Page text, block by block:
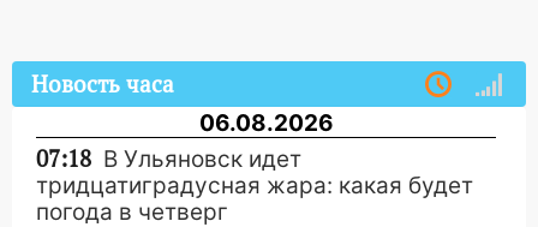
Новость часа
06.08.2026
07:18 В Ульяновск идет
тридцатиградусная жара: какая будет
погода в четверг